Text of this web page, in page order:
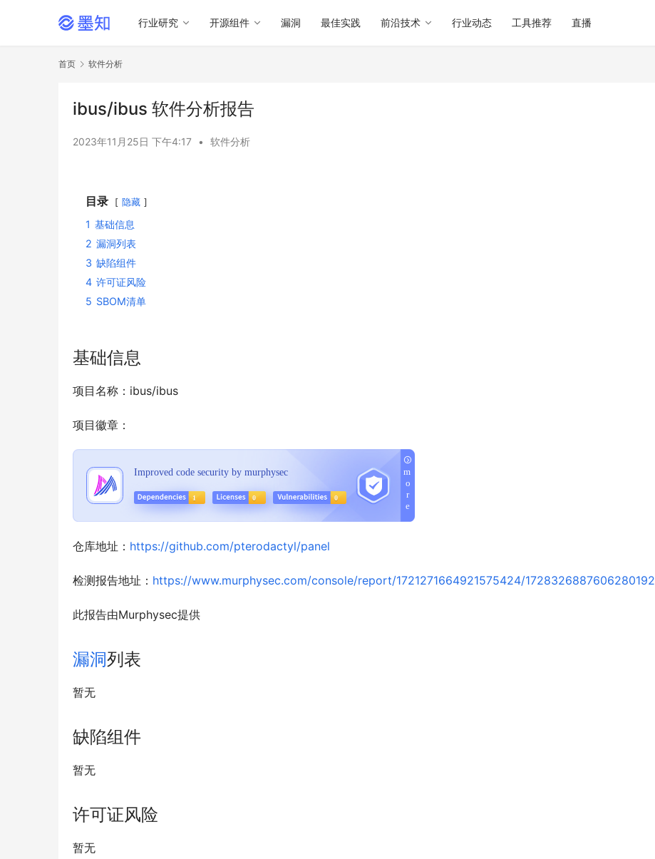
行业研究 开源组件 漏洞 最佳实践 前沿技术 行业动态 工具推荐 直播
首页 软件分析
ibus/ibus 软件分析报告
2023年11月25日 下午4:17 • 软件分析
目录 隐藏
1 基础信息
2 漏洞列表
3 缺陷组件
4 许可证风险
5 SBOM清单
基础信息
项目名称：ibus/ibus
项目徽章：
仓库地址： https://github.com/pterodactyl/panel
检测报告地址： https://www.murphysec.com/console/report/1721271664921575424/1728326887606280192
此报告由Murphysec提供
漏洞列表
暂无
缺陷组件
暂无
许可证风险
暂无